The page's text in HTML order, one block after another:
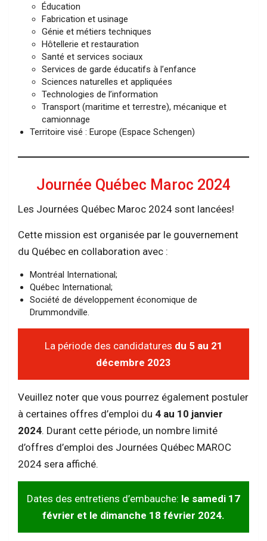
Éducation
Fabrication et usinage
Génie et métiers techniques
Hôtellerie et restauration
Santé et services sociaux
Services de garde éducatifs à l’enfance
Sciences naturelles et appliquées
Technologies de l’information
Transport (maritime et terrestre), mécanique et
camionnage
Territoire visé : Europe (Espace Schengen)
Journée Québec Maroc 2024
Les Journées Québec Maroc 2024 sont lancées!
Cette mission est organisée par le gouvernement
du Québec en collaboration avec :
Montréal International;
Québec International;
Société de développement économique de
Drummondville.
La période des candidatures du 5 au 21
décembre 2023
Veuillez noter que vous pourrez également postuler
à certaines offres d’emploi du 4 au 10 janvier
2024. Durant cette période, un nombre limité
d’offres d’emploi des Journées Québec MAROC
2024 sera affiché.
Dates des entretiens d’embauche: le samedi 17
février et le dimanche 18 février 2024.